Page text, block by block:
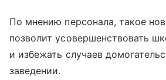
По мнению персонала, такое
позволит усовершенствовать
и избежать случаев
заведении.